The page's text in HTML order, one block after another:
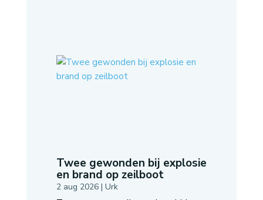
Twee gewonden bij explosie
en brand op zeilboot
2 aug 2026| Urk